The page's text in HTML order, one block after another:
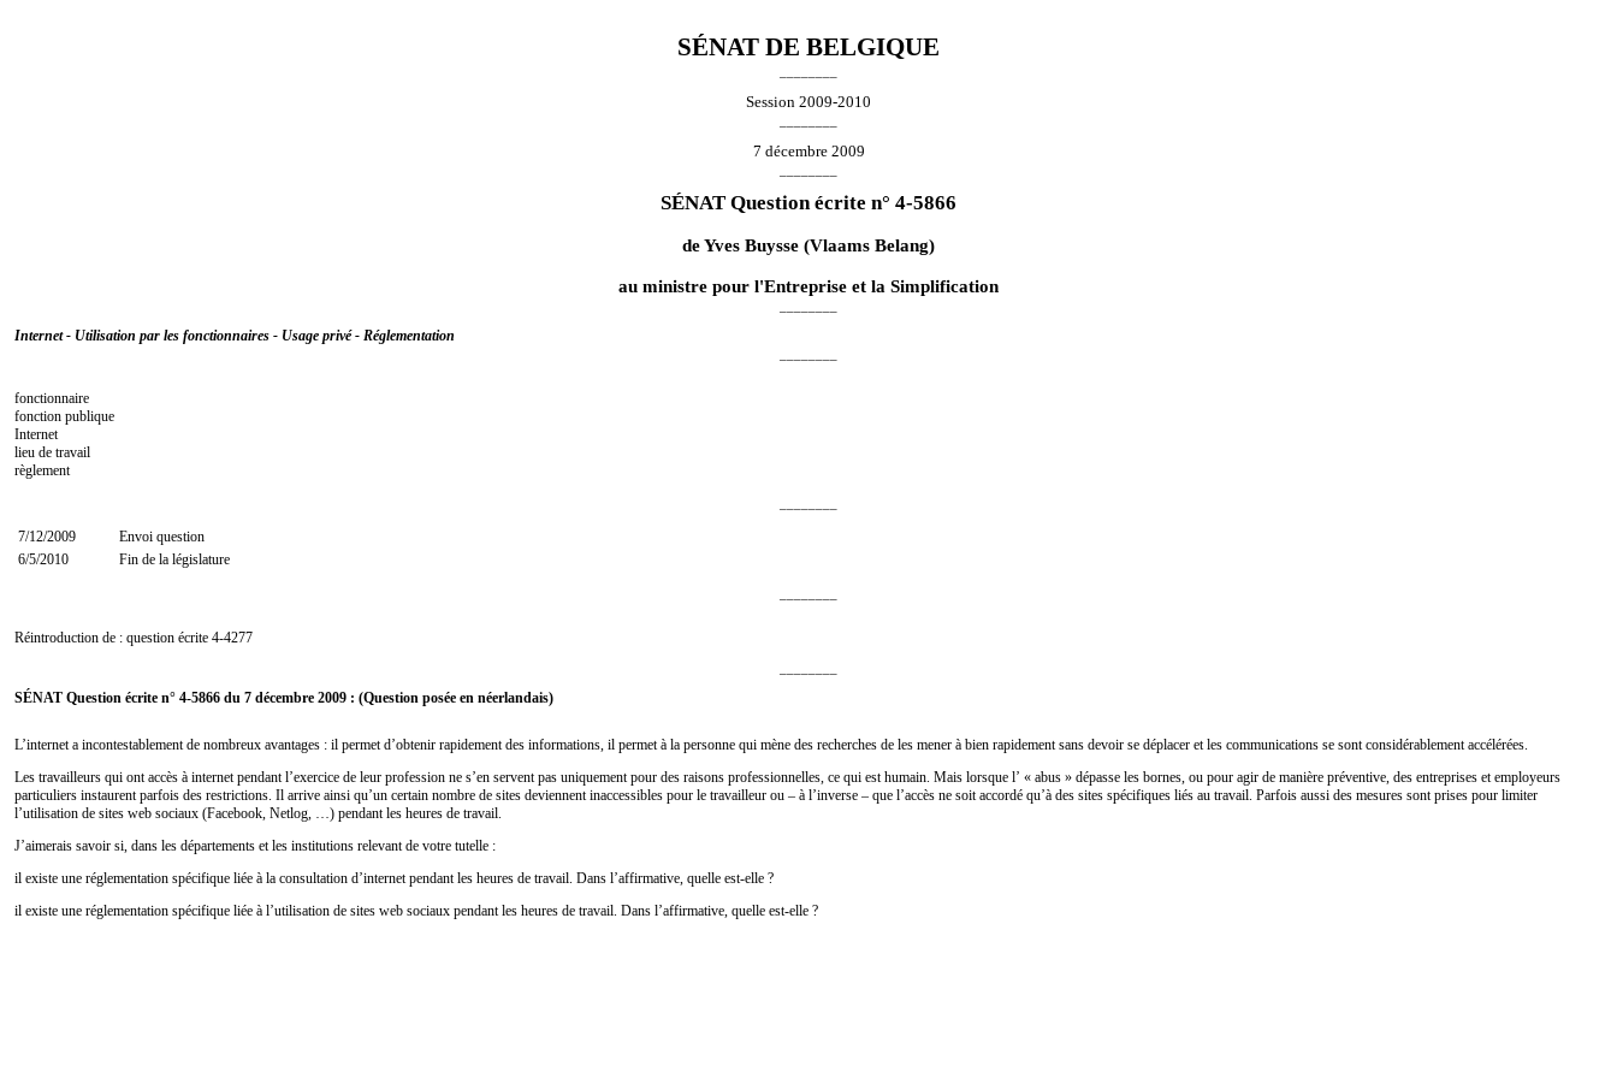
SÉNAT DE BELGIQUE
Session 2009-2010
7 décembre 2009
SÉNAT Question écrite n° 4-5866
deYves Buysse (Vlaams Belang)
au ministre pour l'Entreprise et la Simplification
Internet - Utilisation par les fonctionnaires - Usage privé - Réglementation
fonctionnaire
fonction publique
Internet
lieu de travail
règlement
7/12/2009
Envoi question
6/5/2010
Fin de la législature
Réintroduction de : question écrite 4-4277
SÉNAT Question écrite n° 4-5866 du 7 décembre 2009 : (Question posée en néerlandais)
L’internet a incontestablement de nombreux avantages : il permet d’obtenir rapidement des informations, il permet à la personne qui mène des recherches de les mener à bien rapidement sans devoir se déplacer et les communications se sont considérablement accélérées.
Les travailleurs qui ont accès à internet pendant l’exercice de leur profession ne s’en servent pas uniquement pour des raisons professionnelles, ce qui est humain. Mais lorsque l’ « abus » dépasse les bornes, ou pour agir de manière préventive, des entreprises et employeurs
particuliers instaurent parfois des restrictions. Il arrive ainsi qu’un certain nombre de sites deviennent inaccessibles pour le travailleur ou – à l’inverse – que l’accès ne soit accordé qu’à des sites spécifiques liés au travail. Parfois aussi des mesures sont prises pour limiter
l’utilisation de sites web sociaux (Facebook, Netlog, …) pendant les heures de travail.
J’aimerais savoir si, dans les départements et les institutions relevant de votre tutelle :
il existe une réglementation spécifique liée à la consultation d’internet pendant les heures de travail. Dans l’affirmative, quelle est-elle ?
il existe une réglementation spécifique liée à l’utilisation de sites web sociaux pendant les heures de travail. Dans l’affirmative, quelle est-elle ?